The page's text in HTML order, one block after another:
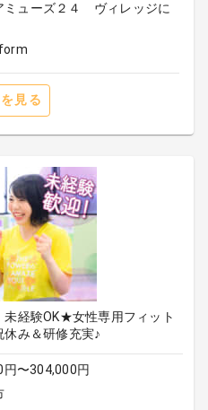
ューズ２４ ヴィレッジに
見る
未経験OK★女性専用フィット
み＆研修充実♪
円〜304,000円